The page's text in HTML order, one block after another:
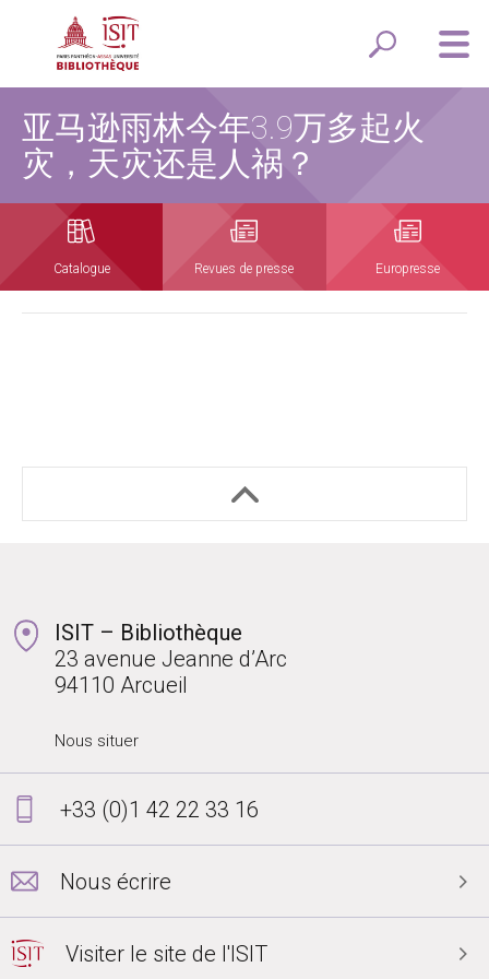
亚马逊雨林今年3.9万多起火
灾，天灾还是人祸？
Catalogue Revues de presse Europresse
ISIT – Bibliothèque
23 avenue Jeanne d’Arc
94110 Arcueil
Nous situer
+33 (0)1 42 22 33 16
Nous écrire
Visiter le site de l'ISIT